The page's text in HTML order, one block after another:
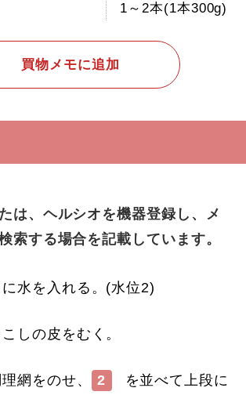
1～2本(1本300g)
買物メモに追加
は、ヘルシオを機器登録し、メ
索する場合を記載しています。
水を入れる。(水位2)
しの皮をむく。
網をのせ、 2
を並べて上段に